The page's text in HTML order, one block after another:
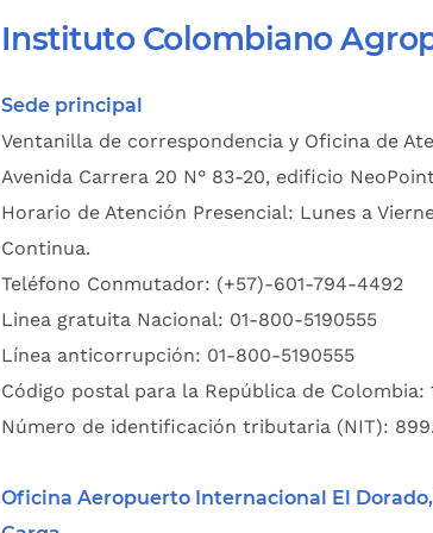
Instituto Colombiano
Sede principal
Ventanilla de correspondencia y Oficina de
Avenida Carrera 20 N° 83-20, edificio
Horario de Atención Presencial: Lunes a
Continua.
Teléfono Conmutador: (+57)-601-794-4492
Linea gratuita Nacional: 01-800-5190555
Línea anticorrupción: 01-800-5190555
Código postal para la República de Colombia:
Número de identificación tributaria (NIT):
Oficina Aeropuerto Internacional El